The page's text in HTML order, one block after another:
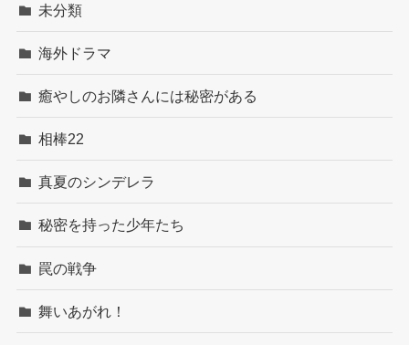
未分類
海外ドラマ
癒やしのお隣さんには秘密がある
相棒22
真夏のシンデレラ
秘密を持った少年たち
罠の戦争
舞いあがれ！